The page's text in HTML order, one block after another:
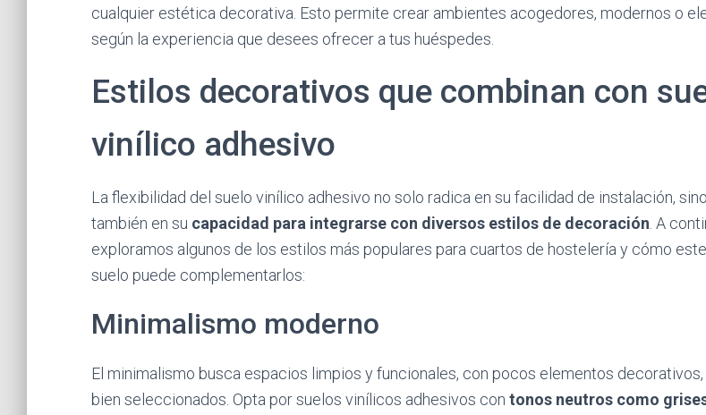
cualquier estética decorativa. Esto permite crear ambientes acogedores, modernos o
según la experiencia que desees ofrecer a tus huéspedes.
Estilos decorativos que combinan con
vinílico adhesivo
La flexibilidad del suelo vinílico adhesivo no solo radica en su facilidad de instalación, sino
también en su capacidad para integrarse con diversos estilos de decoración . A
exploramos algunos de los estilos más populares para cuartos de hostelería y cómo
suelo puede complementarlos:
Minimalismo moderno
El minimalismo busca espacios limpios y funcionales, con pocos elementos
bien seleccionados. Opta por suelos vinílicos adhesivos con tonos neutros como